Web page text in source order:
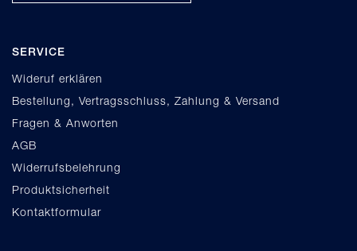
SERVICE
Wideruf erklären
Bestellung, Vertragsschluss, Zahlung & Versand
Fragen & Anworten
AGB
Widerrufsbelehrung
Produktsicherheit
Kontaktformular